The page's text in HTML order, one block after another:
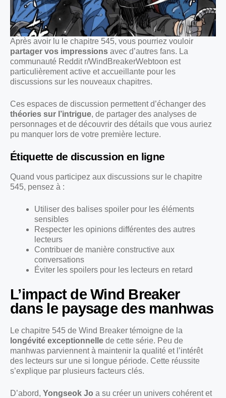
Après avoir lu le chapitre 545, vous pourriez vouloir
partager vos impressions avec d’autres fans. La
communauté Reddit r/WindBreakerWebtoon est
particulièrement active et accueillante pour les
discussions sur les nouveaux chapitres.
Ces espaces de discussion permettent d’échanger des
théories sur l’intrigue, de partager des analyses de
personnages et de découvrir des détails que vous auriez
pu manquer lors de votre première lecture.
Étiquette de discussion en ligne
Quand vous participez aux discussions sur le chapitre
545, pensez à :
Utiliser des balises spoiler pour les éléments
sensibles
Respecter les opinions différentes des autres
lecteurs
Contribuer de manière constructive aux
conversations
Éviter les spoilers pour les lecteurs en retard
L’impact de Wind Breaker
dans le paysage des manhwas
Le chapitre 545 de Wind Breaker témoigne de la
longévité exceptionnelle de cette série. Peu de
manhwas parviennent à maintenir la qualité et l’intérêt
des lecteurs sur une si longue période. Cette réussite
s’explique par plusieurs facteurs clés.
D’abord, Yongseok Jo a su créer un univers cohérent et